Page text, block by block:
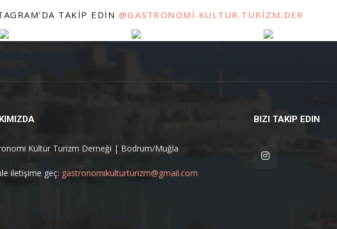
TAKIP EDIN @GASTRONOMI.KULTUR.TURIZM.DER
Kültür Turizm Derneği | Bodrum/Muğla
iletişime geç: gastronomikulturturizm@gmail.com
BIZI TAKIP EDIN